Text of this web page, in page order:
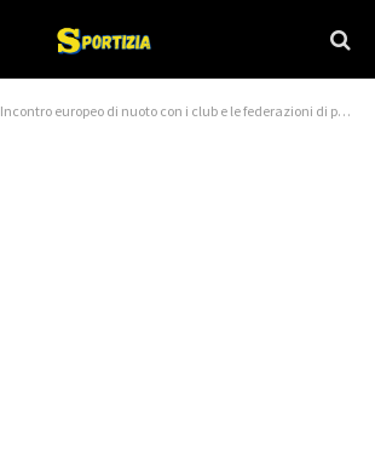
Incontro europeo di nuoto con i club e le federazioni di pallanuoto 2026